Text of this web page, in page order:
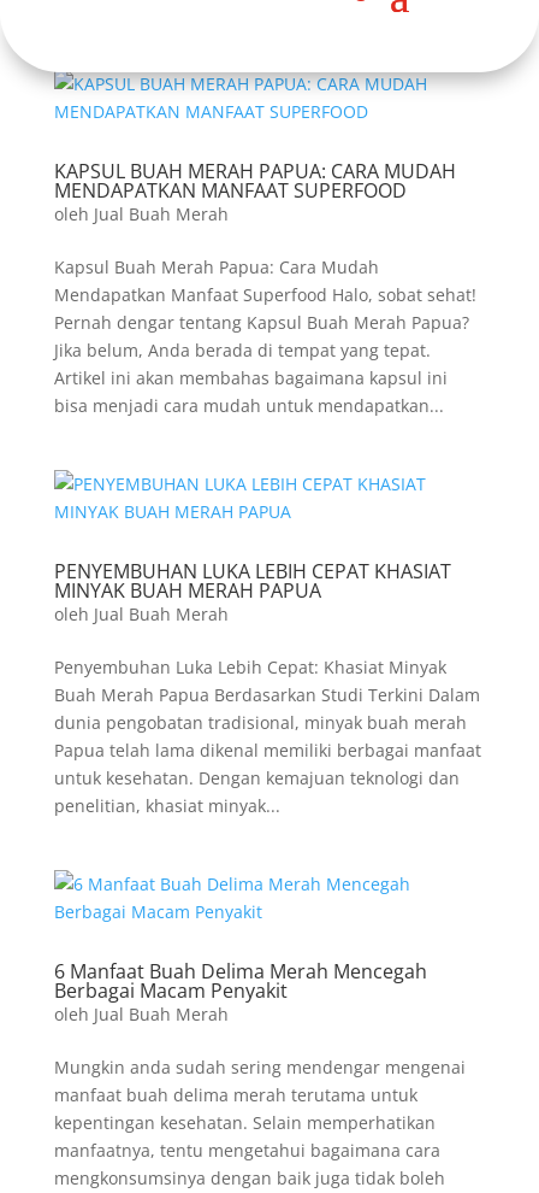
KAPSUL BUAH MERAH PAPUA: CARA MUDAH
MENDAPATKAN MANFAAT SUPERFOOD
oleh Jual Buah Merah
Kapsul Buah Merah Papua: Cara Mudah
Mendapatkan Manfaat Superfood Halo, sobat sehat!
Pernah dengar tentang Kapsul Buah Merah Papua?
Jika belum, Anda berada di tempat yang tepat.
Artikel ini akan membahas bagaimana kapsul ini
bisa menjadi cara mudah untuk mendapatkan...
PENYEMBUHAN LUKA LEBIH CEPAT KHASIAT
MINYAK BUAH MERAH PAPUA
oleh Jual Buah Merah
Penyembuhan Luka Lebih Cepat: Khasiat Minyak
Buah Merah Papua Berdasarkan Studi Terkini Dalam
dunia pengobatan tradisional, minyak buah merah
Papua telah lama dikenal memiliki berbagai manfaat
untuk kesehatan. Dengan kemajuan teknologi dan
penelitian, khasiat minyak...
6 Manfaat Buah Delima Merah Mencegah
Berbagai Macam Penyakit
oleh Jual Buah Merah
Mungkin anda sudah sering mendengar mengenai
manfaat buah delima merah terutama untuk
kepentingan kesehatan. Selain memperhatikan
manfaatnya, tentu mengetahui bagaimana cara
mengkonsumsinya dengan baik juga tidak boleh